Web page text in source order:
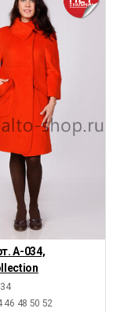
А-034,
46 48 50 52